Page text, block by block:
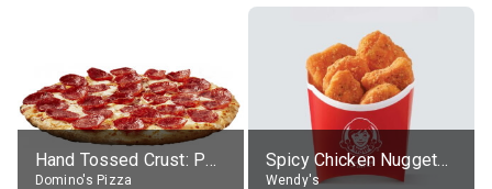
Hand Tossed Crust: Pepperoni Pizza (Large 14")
Domino's Pizza
Spicy Chicken Nuggets, without sauce
Wendy's